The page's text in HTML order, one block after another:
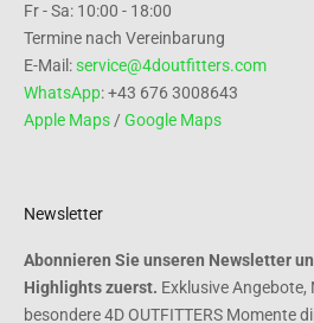
Fr - Sa: 10:00 - 18:00
Termine nach Vereinbarung
E-Mail:service@4doutfitters.com
WhatsApp: +43 676 3008643
Apple Maps/ Google Maps
Newsletter
Abonnieren Sie unseren Newsletter
Highlights zuerst. Exklusive Angebote,
besondere 4D OUTFITTERS Momente